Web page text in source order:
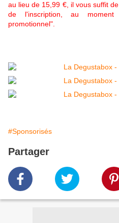
au lieu de 15,99 €, il vous suffit
de l'inscription, au
promotionnel".
#Sponsorisés
Partager